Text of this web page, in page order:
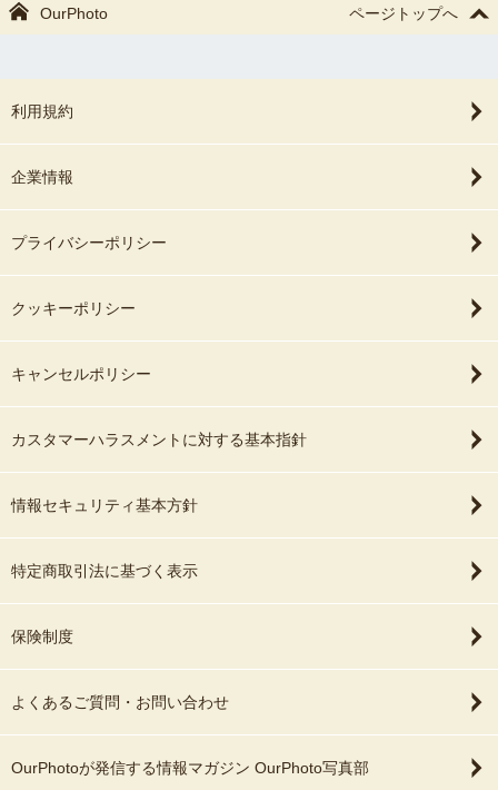
OurPhoto ページトップへ
利用規約
企業情報
プライバシーポリシー
クッキーポリシー
キャンセルポリシー
カスタマーハラスメントに対する基本指針
情報セキュリティ基本方針
特定商取引法に基づく表示
保険制度
よくあるご質問・お問い合わせ
OurPhotoが発信する情報マガジン OurPhoto写真部